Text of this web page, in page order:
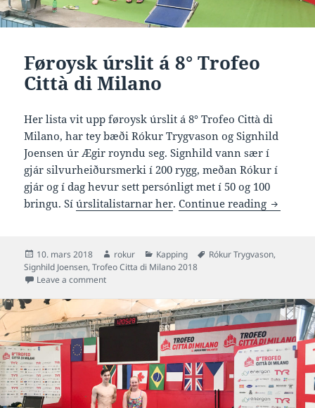
Føroysk úrslit á 8° Trofeo
Città di Milano
Her lista vit upp føroysk úrslit á 8° Trofeo Città di
Milano, har tey bæði Rókur Trygvason og Signhild
Joensen úr Ægir royndu seg. Signhild vann sær í
gjár silvurheiðursmerki í 200 rygg, meðan Rókur í
gjár og í dag hevur sett persónligt met í 50 og 100
bringu. Síúrslitalistarnar her.Continue reading Føroysk
Posted
on
10. mars 2018 Author
rokur Categories
Kapping Tags
Rókur Trygvason,
Signhild Joensen,Trofeo Citta di Milano 2018
Leave a commenton Føroysk úrslit á 8° Trofeo Città di Milano